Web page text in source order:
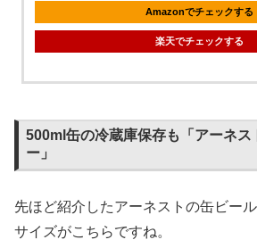
Amazonでチェックする
楽天でチェックする
500ml缶の冷蔵庫保存も「アーネス
ー」
先ほど紹介したアーネストの缶ビー
サイズがこちらですね。